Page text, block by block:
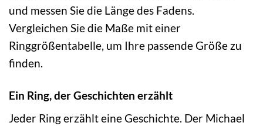
und messen Sie die Länge des Fadens.
Vergleichen Sie die Maße mit einer
Ringgrößentabelle, um Ihre passende Größe zu
finden.
Ein Ring, der Geschichten erzählt
Jeder Ring erzählt eine Geschichte. Der Michael